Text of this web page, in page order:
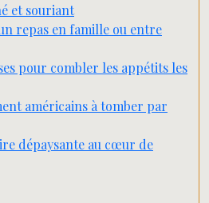
et souriant
repas en famille ou entre
pour combler les appétits les
américains à tomber par
dépaysante au cœur de